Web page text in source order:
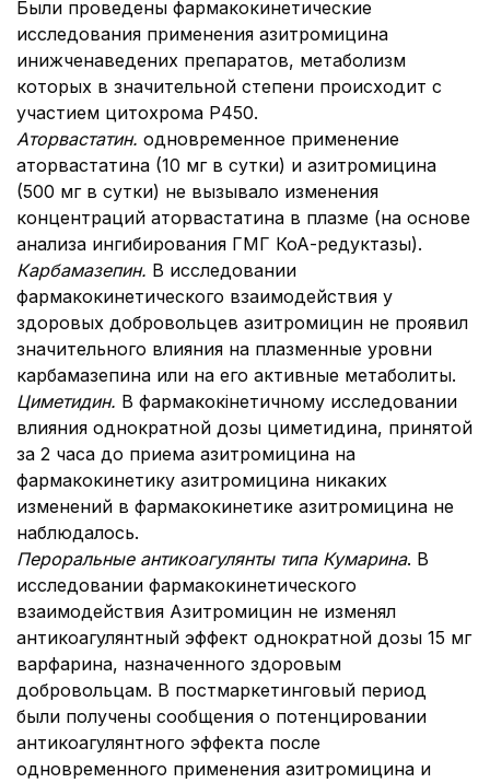
Были проведены фармакокинетические
исследования применения азитромицина
инижченаведених препаратов, метаболизм
которых в значительной степени происходит с
участием цитохрома Р450.
Аторвастатин. одновременное применение
аторвастатина (10 мг в сутки) и азитромицина
(500 мг в сутки) не вызывало изменения
концентраций аторвастатина в плазме (на основе
анализа ингибирования ГМГ КоА-редуктазы).
Карбамазепин. В исследовании
фармакокинетического взаимодействия у
здоровых добровольцев азитромицин не проявил
значительного влияния на плазменные уровни
карбамазепина или на его активные метаболиты.
Циметидин. В фармакокінетичному исследовании
влияния однократной дозы циметидина, принятой
за 2 часа до приема азитромицина на
фармакокинетику азитромицина никаких
изменений в фармакокинетике азитромицина не
наблюдалось.
Пероральные антикоагулянты типа Кумарина. В
исследовании фармакокинетического
взаимодействия Азитромицин не изменял
антикоагулянтный эффект однократной дозы 15 мг
варфарина, назначенного здоровым
добровольцам. В постмаркетинговый период
были получены сообщения о потенцировании
антикоагулянтного эффекта после
одновременного применения азитромицина и